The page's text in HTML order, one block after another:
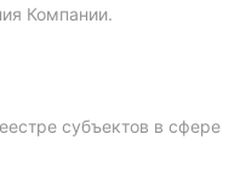
Компании.
субъектов в сфере